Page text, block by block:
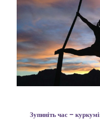
Зупиніть час –